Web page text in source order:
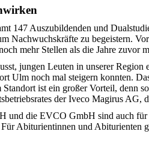
147 Auszubildenden und
Nachwuchskräfte zu begeistern.
mehr Stellen als die Jahre zuvor
jungen Leuten in unserer
Ulm noch mal steigern konnten.
ist ein großer Vorteil, denn
der Iveco Magirus
die EVCO GmbH sind auch für
Abiturientinnen und